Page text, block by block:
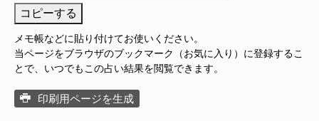
コピーする
メモ帳などに貼り付けてお使いください。
当ページをブラウザのブックマーク（お気に入り）に登録するこ
とで、いつでもこの占い結果を閲覧できます。
印刷用ページを生成